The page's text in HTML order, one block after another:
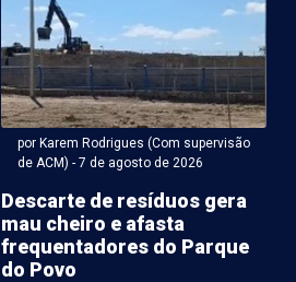
por Karem Rodrigues (Com supervisão
de ACM) - 7 de agosto de 2026
Descarte de resíduos gera
mau cheiro e afasta
frequentadores do Parque
do Povo